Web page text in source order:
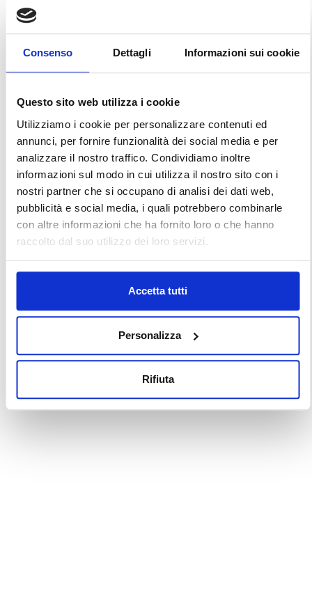
Consenso Dettagli Informazioni sui cookie
Questo sito web utilizza i cookie
Utilizziamo i cookie per personalizzare contenuti ed
annunci, per fornire funzionalità dei social media e per
analizzare il nostro traffico. Condividiamo inoltre
informazioni sul modo in cui utilizza il nostro sito con i
nostri partner che si occupano di analisi dei dati web,
pubblicità e social media, i quali potrebbero combinarle
con altre informazioni che ha fornito loro o che hanno
raccolto dal suo utilizzo dei loro servizi.
Accetta tutti
Personalizza
Rifiuta